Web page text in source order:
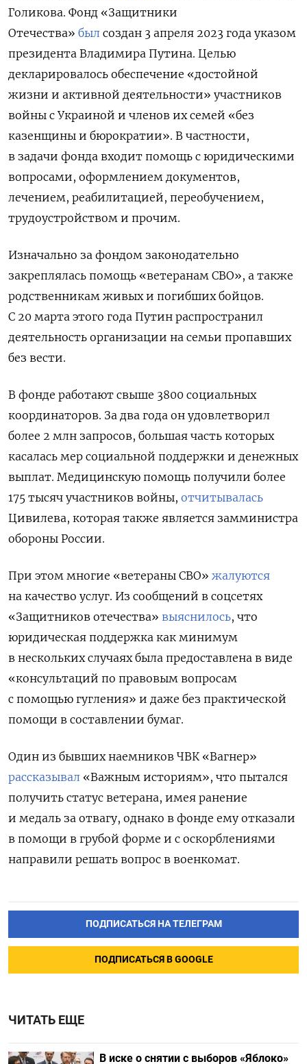
Голикова. Фонд «Защитники
Отечества» был создан 3 апреля 2023 года указом
президента Владимира Путина. Целью
декларировалось обеспечение «достойной
жизни и активной деятельности» участников
войны с Украиной и членов их семей «без
казенщины и бюрократии». В частности,
в задачи фонда входит помощь с юридическими
вопросами, оформлением документов,
лечением, реабилитацией, переобучением,
трудоустройством и прочим.
Изначально за фондом законодательно
закреплялась помощь «ветеранам СВО», а также
родственникам живых и погибших бойцов.
С 20 марта этого года Путин распространил
деятельность организации на семьи пропавших
без вести.
В фонде работают свыше 3800 социальных
координаторов. За два года он удовлетворил
более 2 млн запросов, большая часть которых
касалась мер социальной поддержки и денежных
выплат. Медицинскую помощь получили более
175 тысяч участников войны, отчитывалась
Цивилева, которая также является замминистра
обороны России.
При этом многие «ветераны СВО» жалуются
на качество услуг. Из сообщений в соцсетях
«Защитников отечества» выяснилось, что
юридическая поддержка как минимум
в нескольких случаях была предоставлена в виде
«консультаций по правовым вопросам
с помощью гугления» и даже без практической
помощи в составлении бумаг.
Один из бывших наемников ЧВК «Вагнер»
рассказывал «Важным историям», что пытался
получить статус ветерана, имея ранение
и медаль за отвагу, однако в фонде ему отказали
в помощи в грубой форме и с оскорблениями
направили решать вопрос в военкомат.
ПОДПИСАТЬСЯ НА ТЕЛЕГРАМ
ПОДПИСАТЬСЯ В GOOGLE
ЧИТАТЬ ЕЩЕ
В иске о снятии с выборов «Яблоко»